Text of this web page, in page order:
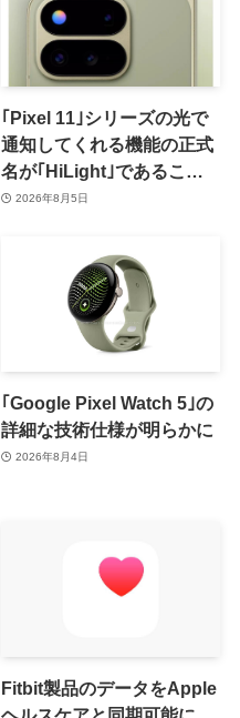
｢Pixel 11｣シリーズの光で
通知してくれる機能の正式
名が｢HiLight｣であること
が確認される
2026年8月5日
｢Google Pixel Watch 5｣の
詳細な技術仕様が明らかに
2026年8月4日
Fitbit製品のデータをApple